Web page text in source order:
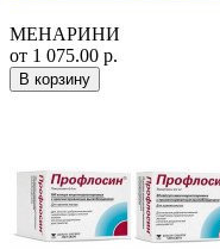
МЕНАРИНИ
от 1 075.00 р.
В корзину